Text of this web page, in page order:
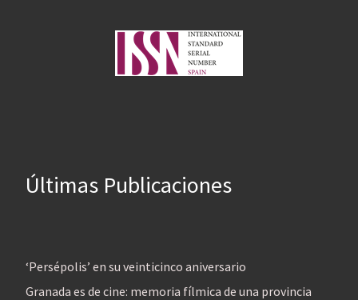
Últimas Publicaciones
‘Persépolis’ en su veinticinco aniversario
Granada es de cine: memoria fílmica de una provincia